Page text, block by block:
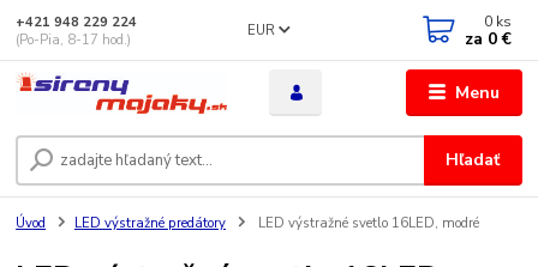
Menu
EUR
Hľadať
+421 948 229 224
(Po-Pia, 8-17 hod.)
0 ks
za 0 €
Úvod LED výstražné predátory LED výstražné svetlo 16LED, modré